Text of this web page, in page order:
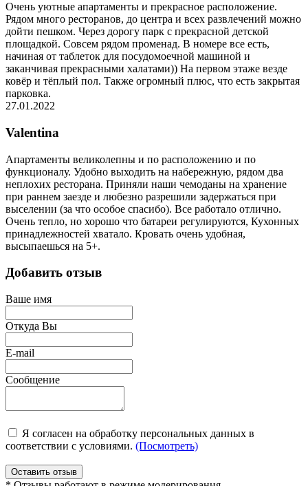
Очень уютные апартаменты и прекрасное расположение.
Рядом много ресторанов, до центра и всех развлечений можно
дойти пешком. Через дорогу парк с прекрасной детской
площадкой. Совсем рядом променад. В номере все есть,
начиная от таблеток для посудомоечной машиной и
заканчивая прекрасными халатами)) На первом этаже везде
ковёр и тёплый пол. Также огромный плюс, что есть закрытая
парковка.
27.01.2022
Valentina
Апартаменты великолепны и по расположению и по
функционалу. Удобно выходить на набережную, рядом два
неплохих ресторана. Приняли наши чемоданы на хранение
при раннем заезде и любезно разрешили задержаться при
выселении (за что особое спасибо). Все работало отлично.
Очень тепло, но хорошо что батареи регулируются, Кухонных
принадлежностей хватало. Кровать очень удобная,
высыпаешься на 5+.
Добавить отзыв
Ваше имя
Откуда Вы
E-mail
Сообщение
Я согласен на обработку персональных данных в
соответствии с условиями. (Посмотреть)
Оставить отзыв